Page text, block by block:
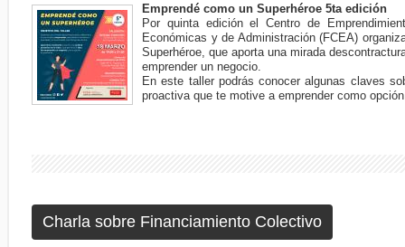
Emprendé como un Superhéroe 5ta edición
Por quinta edición el Centro de
Económicas y de Administración (FCEA)
Superhéroe, que aporta una mirada
emprender un negocio.
En este taller podrás conocer algunas claves
proactiva que te motive a emprender como
Charla sobre Financiamiento Colectivo